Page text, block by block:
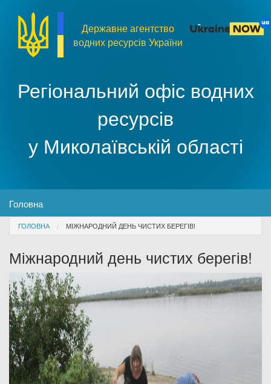
Регіональний офіс водних
ресурсів
у Миколаївській області
Державне агентство
водних ресурсів України
MENU
Головна
Про організацію
Доступ до публічної інформації
Дозвіл на спеціальне водокористування
Платні послуги
You are here
ГОЛОВНА МІЖНАРОДНИЙ ДЕНЬ ЧИСТИХ БЕРЕГІВ!
Міжнародний день чистих берегів!